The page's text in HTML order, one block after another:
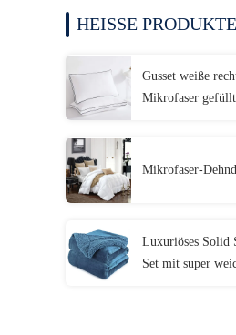
HEISSE PRODUKTE
Gusset weiße
Mikrofaser
Mikrofaser-
Luxuriöses Solid
Set mit super